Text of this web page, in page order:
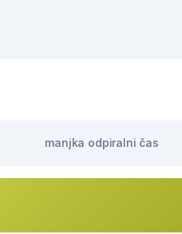
manjka odpiralni čas